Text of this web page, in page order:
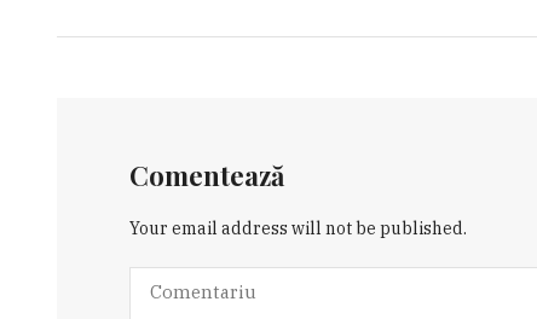
Comentează
Your email address will not be published.